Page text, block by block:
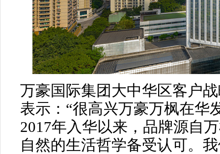
万豪国际集团大中华区客户
表示：“很高兴万豪万枫在华
2017年入华以来，品牌源自
自然的生活哲学备受认可。